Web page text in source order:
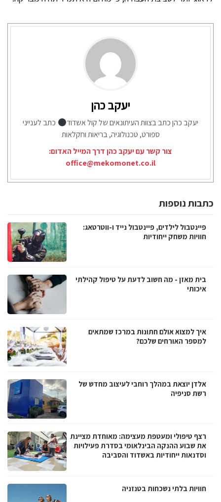
יעקב כהן
יעקב כהן כתב בצוות העיתונאים של קול אשדוד
כתב לענייני
ספורט, טכנולוגיה, בריאות וחקלאות
צור קשר עם יעקב כהן דרך המייל האדום:
office@mekomonet.co.il
כתבות נוספות
פיינטבול לילדים, פיינטבול נייד ו-ווטרטאג:
חוויות משחק ייחודיות
בית מאזן - מה חשוב לדעת על טיפול קהילתי
איכותי
איך למצוא אולם חתונות במרכז שמתאים
למספר האורחים שלכם?
אלדן יוצאת במהלך רוחבי לעיצוב מחדש של
רשת סניפיה
רצף טיפולי ומעטפת מעצימה: מאוחדת מציינת
את שבוע ההנקה הבינלאומי בסדרת פעילויות
וסדנאות ייחודיות באשדוד והסביבה
חוויות בלתי נשכחות בטנזניה